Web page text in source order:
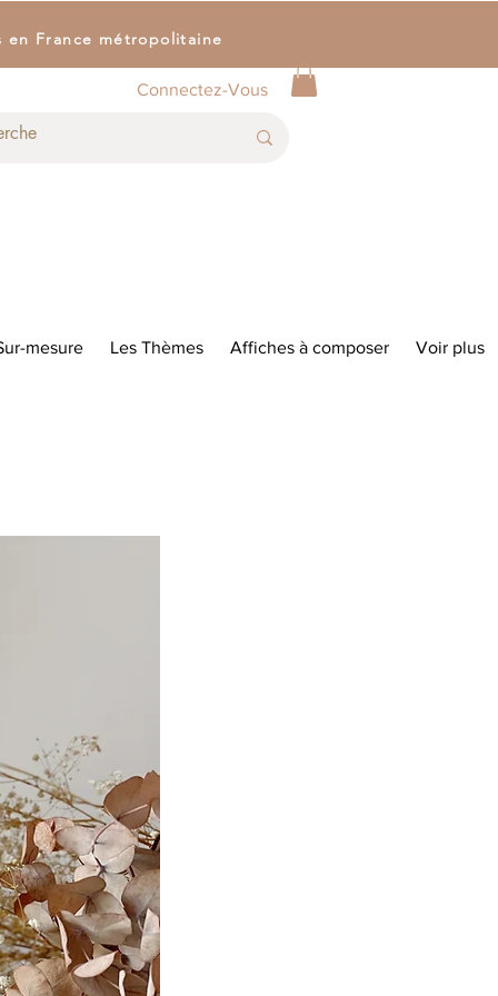
en France métropolitaine
Connectez-Vous
mesure Les Thèmes Affiches à composer Voir plus